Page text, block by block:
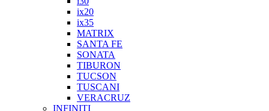
ix20
ix35
MATRIX
SANTA FE
SONATA
TIBURON
TUCSON
TUSCANI
VERACRUZ
INFINITI